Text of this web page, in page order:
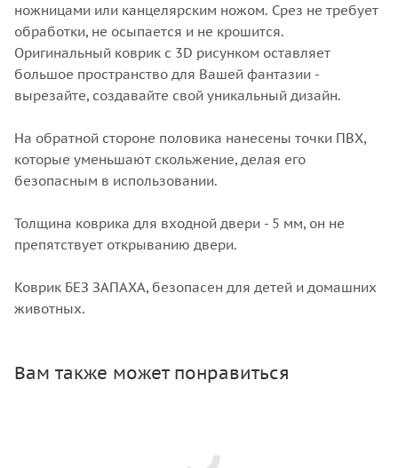
ножницами или канцелярским ножом. Срез не требует
обработки, не осыпается и не крошится.
Оригинальный коврик с 3D рисунком оставляет
большое пространство для Вашей фантазии -
вырезайте, создавайте свой уникальный дизайн.
На обратной стороне половика нанесены точки ПВХ,
которые уменьшают скольжение, делая его
безопасным в использовании.
Толщина коврика для входной двери - 5 мм, он не
препятствует открыванию двери.
Коврик БЕЗ ЗАПАХА, безопасен для детей и домашних
животных.
Вам также может понравиться